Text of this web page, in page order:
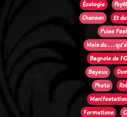
Écologie
Pep61
Chanson
Et
Pulse Fest
Mais du . . .
Bagnole de
Bayeux
Photo
Manifestation
Formations